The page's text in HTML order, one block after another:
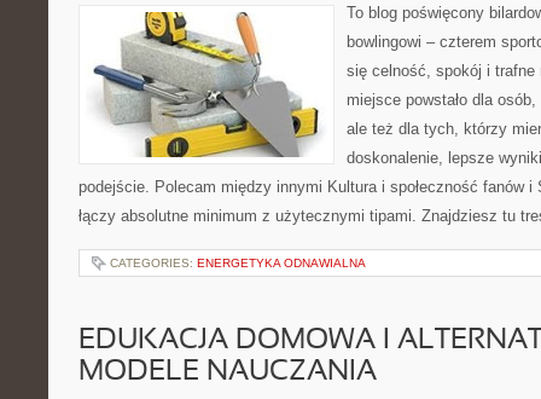
To blog poświęcony
bowlingowi – czterem
się celność, spokój i trafne
miejsce powstało dla
ale też dla tych, którzy
doskonalenie, lepsze
podejście. Polecam między innymi Kultura i społeczność fanów
łączy absolutne minimum z użytecznymi tipami. Znajdziesz tu
CATEGORIES: ENERGETYKA ODNAWIALNA
EDUKACJA DOMOWA I
MODELE NAUCZANIA